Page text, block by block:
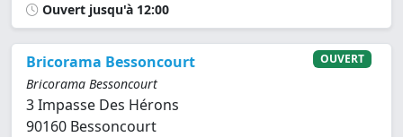
Ouvert jusqu'à 12:00
Bricorama Bessoncourt
Bricorama Bessoncourt
3 Impasse Des Hérons
90160 Bessoncourt
OUVERT